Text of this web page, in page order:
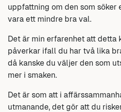
uppfattning om den som
vara ett mindre bra val.
Det är min erfarenhet att detta
påverkar ifall du har två lika
då kanske du väljer den som
mer i smaken.
Det är som att i
utmanande, det gör att du